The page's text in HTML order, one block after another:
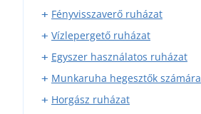
Köpenyek
Ingek és felsők
Rondonok
Szakácssapkák
Mellények és pulóverek
Egészségügyi köpenyek
Egészségügyi nadrágok
Egészségügyi mellények és
Kötények kovácsoknak
Kötények hegesztőknek
Fényvisszaverő ruházat
Fényvisszaverő mellények
Fényvisszaverő dzsekik
Fényvisszaverő pólók
Fényvisszaverő pulóverek
Vízlepergető ruházat
Esőköpenyek
Vízhatlan kezeslábas
Vízhatlan felsők
Egyszer használatos ruházat
Egyszer használatos sapkák
Egyszer használatos
Munkaruha hegesztők számára
Hegesztő kesztyűk
Horgász ruházat